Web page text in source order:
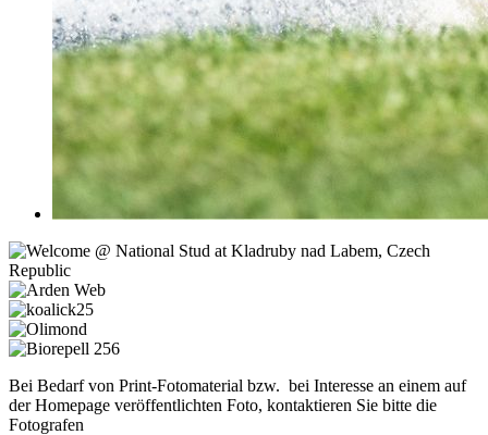
Bei Bedarf von Print-Fotomaterial bzw. bei Interesse an einem auf
der Homepage veröffentlichten Foto, kontaktieren Sie bitte die
Fotografen